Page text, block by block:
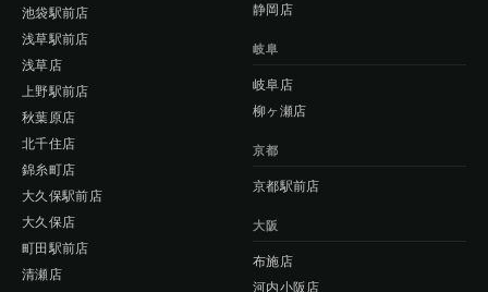
池袋駅前店
浅草駅前店
浅草店
上野駅前店
秋葉原店
北千住店
錦糸町店
大久保駅前店
大久保店
町田駅前店
清瀬店
静岡店
岐阜
岐阜店
柳ヶ瀬店
京都
京都駅前店
大阪
布施店
河内小阪店